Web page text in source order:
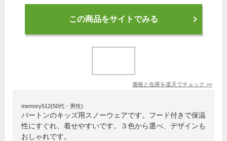
この商品をサイトでみる
価格と在庫を楽天でチェック >>
memory512(50代・男性)
バートンのキッズ用スノーウェアです。フード付きで保温
性にすぐれ、着せやすいです。３色から選べ、デザインも
おしゃれです。